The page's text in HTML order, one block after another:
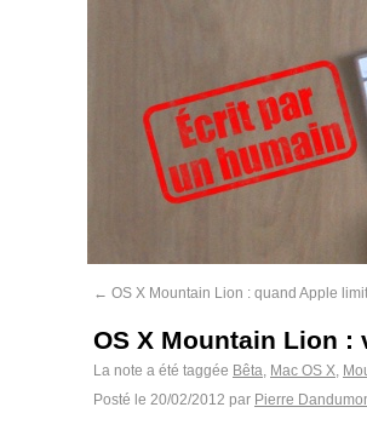
← OS X Mountain Lion : quand Apple
OS X Mountain Lion
La note a été taggée Bêta, Mac OS X,
Posté le 20/02/2012 par Pierre